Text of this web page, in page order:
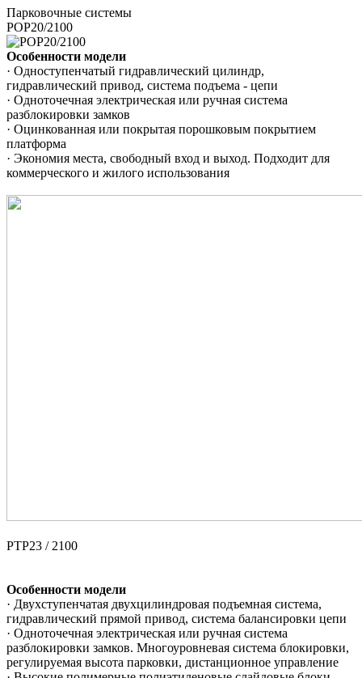
Парковочные системы
POP20/2100
Особенности модели
· Одноступенчатый гидравлический цилиндр,
гидравлический привод, система подъема - цепи
· Одноточечная электрическая или ручная система
разблокировки замков
· Оцинкованная или покрытая порошковым покрытием
платформа
· Экономия места, свободный вход и выход. Подходит для
коммерческого и жилого использования
PTP23 / 2100
Особенности модели
· Двухступенчатая двухцилиндровая подъемная система,
гидравлический прямой привод, система балансировки цепи
· Одноточечная электрическая или ручная система
разблокировки замков. Многоуровневая система блокировки,
регулируемая высота парковки, дистанционное управление